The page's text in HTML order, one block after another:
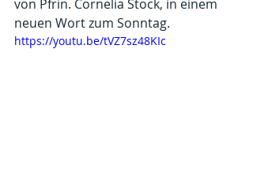
von Pfrin. Cornelia Stock, in einem
neuen Wort zum Sonntag.
https://youtu.be/tVZ7sz48KIc